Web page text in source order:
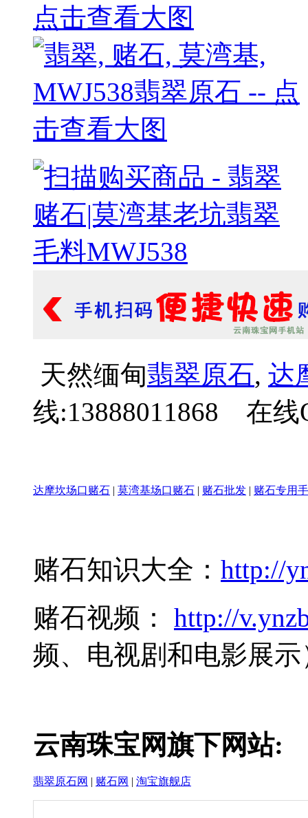
天然缅甸翡翠原石, 达
线:13888011868 在线
达摩坎场口赌石 | 莫湾基场口赌石 | 赌石批发 | 赌石专用
赌石知识大全： http://
赌石视频： http://
频、电视剧和电影展示
云南珠宝网旗下网站:
翡翠原石网 | 赌石网 | 淘宝旗舰店